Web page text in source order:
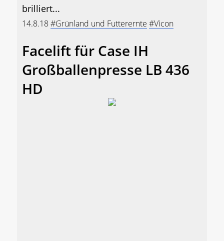
brilliert...
14.8.18#Grünland und Futterernte #Vicon
Facelift für Case IH
Großballenpresse LB 436
HD